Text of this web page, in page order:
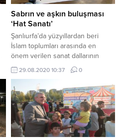
Sabrın ve aşkın buluşması
‘Hat Sanatı’
Şanlıurfa’da yüzyıllardan beri
İslam toplumları arasında en
önem verilen sanat dallarının
başında gelen 'hat sanatı', sabrın
ve aşkın buluşması olarak
değerini korumaya devam ediyor.
29.08.2020 10:37 0